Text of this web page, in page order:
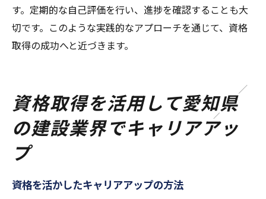
す。定期的な自己評価を行い、進捗を確認することも大
切です。このような実践的なアプローチを通じて、資格
取得の成功へと近づきます。
資格取得を活用して愛知県
の建設業界でキャリアアッ
プ
資格を活かしたキャリアアップの方法